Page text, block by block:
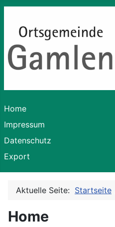
Home
Impressum
Datenschutz
Export
Aktuelle Seite: Startseite
Home